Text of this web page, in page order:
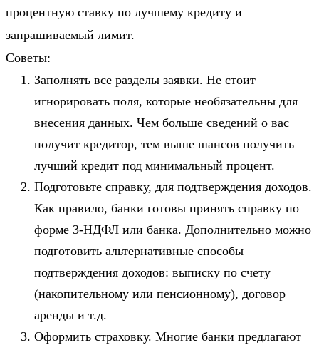
процентную ставку по лучшему кредиту и
запрашиваемый лимит.
Советы:
Заполнять все разделы заявки. Не стоит
игнорировать поля, которые необязательны для
внесения данных. Чем больше сведений о вас
получит кредитор, тем выше шансов получить
лучший кредит под минимальный процент.
Подготовьте справку, для подтверждения доходов.
Как правило, банки готовы принять справку по
форме 3-НДФЛ или банка. Дополнительно можно
подготовить альтернативные способы
подтверждения доходов: выписку по счету
(накопительному или пенсионному), договор
аренды и т.д.
Оформить страховку. Многие банки предлагают